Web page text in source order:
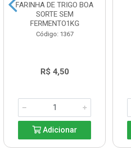
FARINHA DE TRIGO BOA
SORTE SEM
FERMENTO1KG
Código: 1367
R$ 4,50
Adicionar